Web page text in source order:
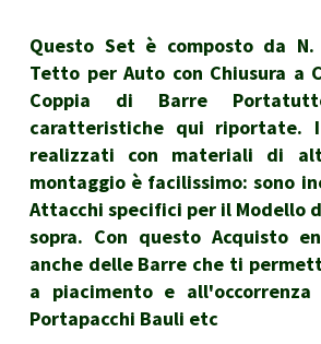
Questo Set è composto da
Tetto per Auto con Chiusura a
Coppia di Barre
caratteristiche qui riportate.
realizzati con materiali di
montaggio è facilissimo: sono
Attacchi specifici per il Modello
sopra. Con questo Acquisto
anche delle Barre che ti
a piacimento e all'occorrenza
Portapacchi Bauli etc